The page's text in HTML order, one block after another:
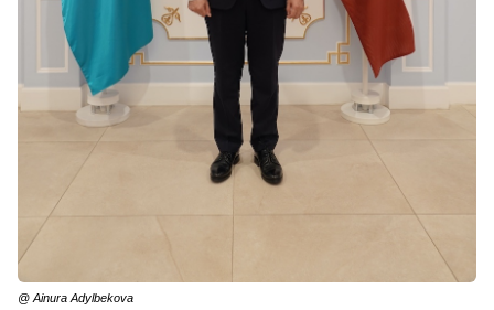
@ Ainura Adylbekova